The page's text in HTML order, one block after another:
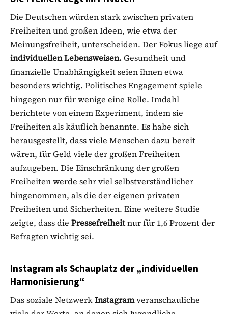
Die Deutschen würden stark zwischen privaten
Freiheiten und großen Ideen, wie etwa der
Meinungsfreiheit, unterscheiden. Der Fokus liege auf
individuellen Lebensweisen.Gesundheit und
finanzielle Unabhängigkeit seien ihnen etwa
besonders wichtig. Politisches Engagement spiele
hingegen nur für wenige eine Rolle. Imdahl
berichtete von einem Experiment, indem sie
Freiheiten als käuflich benannte. Es habe sich
herausgestellt, dass viele Menschen dazu bereit
wären, für Geld viele der großen Freiheiten
aufzugeben. Die Einschränkung der großen
Freiheiten werde sehr viel selbstverständlicher
hingenommen, als die der eigenen privaten
Freiheiten und Sicherheiten. Eine weitere Studie
zeigte, dass die Pressefreiheitnur für 1,6 Prozent der
Befragten wichtig sei.
Instagram als Schauplatz der „individuellen
Harmonisierung“
Das soziale NetzwerkInstagramveranschauliche